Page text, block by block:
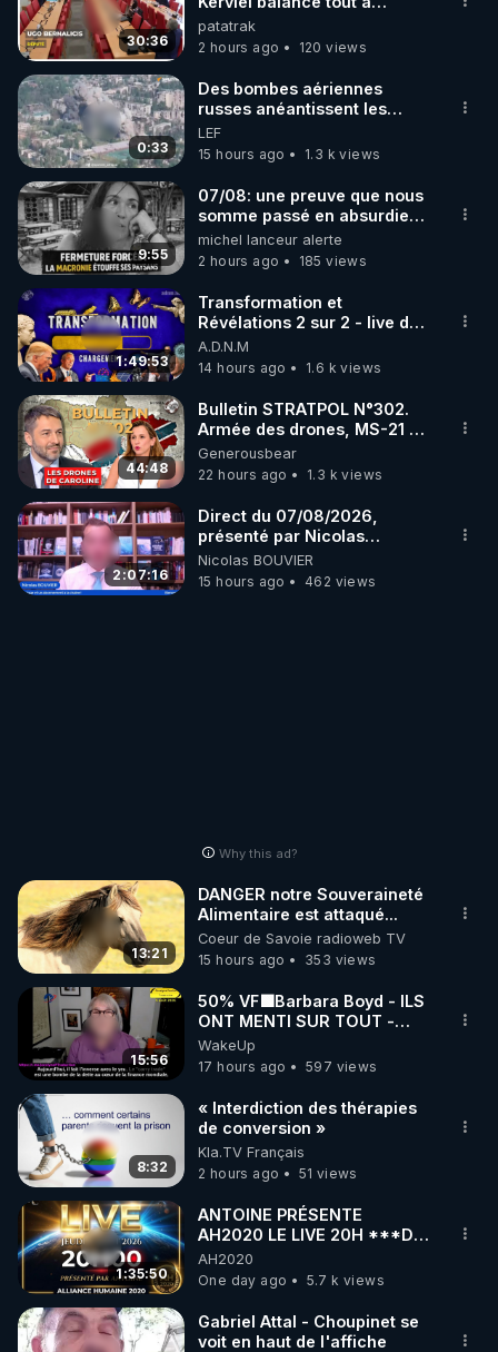
Rendez-vous sur http://rgnr.li/lechoubrave
code : REGENERE10
▶ 30 jours gratuit sur l’application de méditation et
de bien-être ENVOL :
Rendez-vous sur https://www.envol.app/code
le code : REGENERE
30:36
l'Assemblée !
patatrak
2 hours ago
120 views
0:33
Des bombes aériennes
russes anéantissent les
centres de contrôle de
drones de 3 brigades
ukrainienne
LEF
15 hours ago
1.3 k views
9:55
07/08: une preuve que nous
somme passé en absurdie
une dictature qui veut faire
taire ses opposant !
michel lanceur alerte
2 hours ago
185 views
1:49:53
Transformation et
Révélations 2 sur 2 - live du
07/08/26
A.D.N.M
14 hours ago
1.6 k views
44:48
Bulletin STRATPOL N°302.
Armée des drones, MS-21 en
série, missiles coréens.
07.08.2026.
Generousbear
22 hours ago
1.3 k views
2:07:16
Direct du 07/08/2026,
présenté par Nicolas
BOUVIER
Nicolas BOUVIER
15 hours ago
462 views
Why this ad?
13:21
DANGER notre Souveraineté
Alimentaire est attaqué...
Coeur de Savoie radioweb TV
15 hours ago
353 views
15:56
50% VF🟩Barbara Boyd - ILS
ONT MENTI SUR TOUT -
Jocelyne Traduction
WakeUp
17 hours ago
597 views
8:32
« Interdiction des thérapies
de conversion »
Kla.TV Français
2 hours ago
51 views
1:35:50
ANTOINE PRÉSENTE
AH2020 LE LIVE 20H ***DU
06/08/2026***
AH2020
One day ago
5.7 k views
Gabriel Attal - Choupinet se
voit en haut de l'affiche